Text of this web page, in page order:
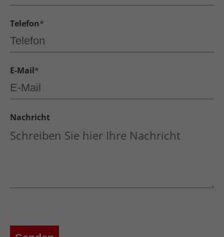
Telefon*
E-Mail*
Nachricht